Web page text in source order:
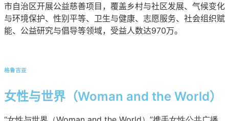
市自治区开展公益慈善项目，覆盖乡村与社区发展、气候变化
与环境保护、性别平等、卫生与健康、志愿服务、社会组织赋
能、公益研究与倡导等领域，受益人数达970万。
格鲁吉亚
女性与世界（Woman and the World）